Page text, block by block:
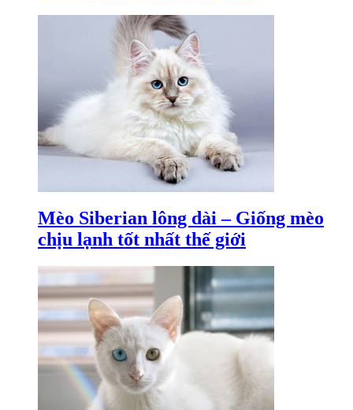
Mèo Siberian lông dài – Giống mèo
chịu lạnh tốt nhất thế giới